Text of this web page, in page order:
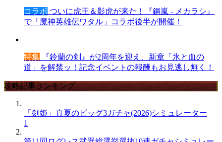
コラボ ついに虎王＆影虎が来た！『鋼嵐 - メカラシ』
で「魔神英雄伝ワタル」コラボ後半が開催！
特集 『鈴蘭の剣』が2周年を迎え、新章「氷と血の
道」を解禁ッ！記念イベントの報酬もお見逃し無く！
攻略記事ランキング
「剣姫」真夏のビッグ3ガチャ(2026)シミュレーター
1